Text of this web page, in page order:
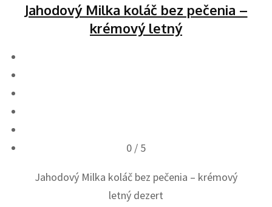
Jahodový Milka koláč bez pečenia –
krémový letný
0 / 5
Jahodový Milka koláč bez pečenia – krémový
letný dezert